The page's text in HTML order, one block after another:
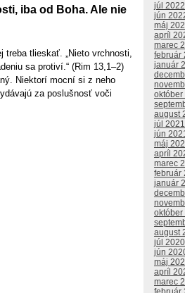
iba od Boha. Ale nie
tlieskať. „Nieto vrchnosti,
sa protiví.“ (Rim 13,1–2)
Niektorí mocní si z neho
za poslušnosť voči
júl 2022
jún
máj
apríl
marec
február
január
október
august
júl 2021
jún
máj
apríl
marec
február
január
október
august
júl 2020
jún
máj
apríl
marec